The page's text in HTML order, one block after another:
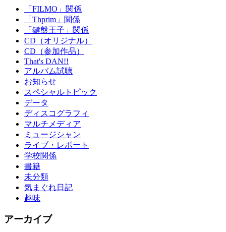
「FILMO」関係
「Thprim」関係
「鍵盤王子」関係
CD（オリジナル）
CD（参加作品）
That's DAN!!
アルバム試聴
お知らせ
スペシャルトピック
データ
ディスコグラフィ
マルチメディア
ミュージシャン
ライブ・レポート
学校関係
書籍
未分類
気まぐれ日記
趣味
アーカイブ